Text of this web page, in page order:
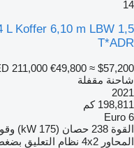
14
L Koffer 6,10 m LBW 1,5
T*ADR
211,000 €49,800 ≈ $57,200
شاحنة مقفلة
2021
198,811 كم
Euro 6
القوة 238 حصان (175 kW)
المحاور 4x2 نظام التعليق